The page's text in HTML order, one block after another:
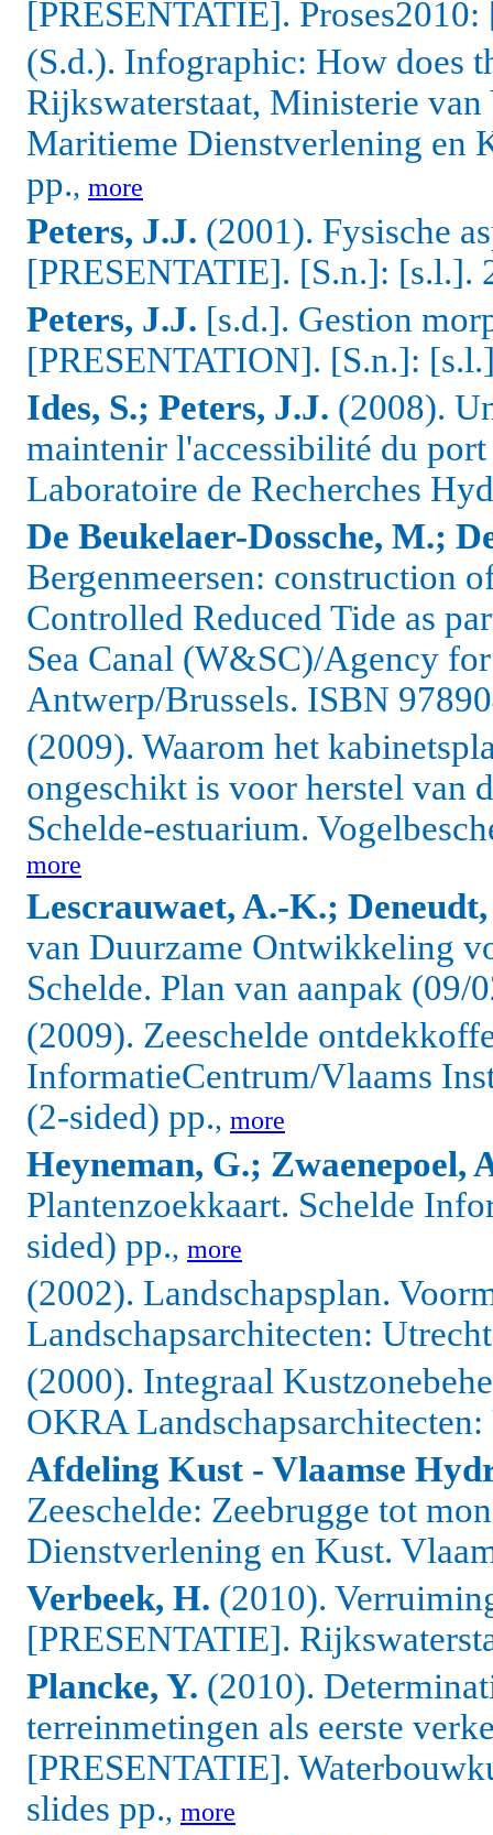
[PRESENTATIE].
(S.d.). Infographic: How does
Rijkswaterstaat, Ministerie van
Maritieme Dienstverlening en
pp., more
Peters, J.J. (2001). Fysische
[PRESENTATIE]. [S.n.]: [s.l.].
Peters, J.J. [s.d.]. Gestion
[PRESENTATION]. [S.n.]:
Ides, S.; Peters, J.J. (2008).
maintenir l'accessibilité du
Laboratoire de Recherches
De Beukelaer-Dossche, M.;
Bergenmeersen: construction
Controlled Reduced Tide as
Sea Canal (W&SC)/Agency
Antwerp/Brussels. ISBN
(2009). Waarom het
ongeschikt is voor herstel van
Schelde-estuarium.
more
Lescrauwaet, A.-K.;
van Duurzame Ontwikkeling
Schelde. Plan van aanpak
(2009). Zeeschelde
InformatieCentrum/Vlaams
(2-sided) pp., more
Heyneman, G.; Zwaenepoel,
Plantenzoekkaart. Schelde
sided) pp., more
(2002). Landschapsplan.
Landschapsarchitecten:
(2000). Integraal
OKRA
Afdeling Kust - Vlaamse
Zeeschelde: Zeebrugge tot
Dienstverlening en Kust.
Verbeek, H. (2010).
[PRESENTATIE].
Plancke, Y. (2010).
terreinmetingen als eerste
[PRESENTATIE].
slides pp., more